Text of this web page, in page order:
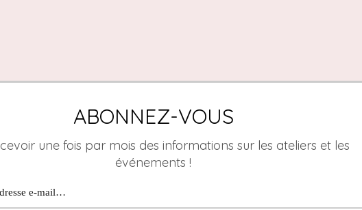
ABONNEZ-VOUS
une fois par mois des informations sur les ateliers et les
événements !